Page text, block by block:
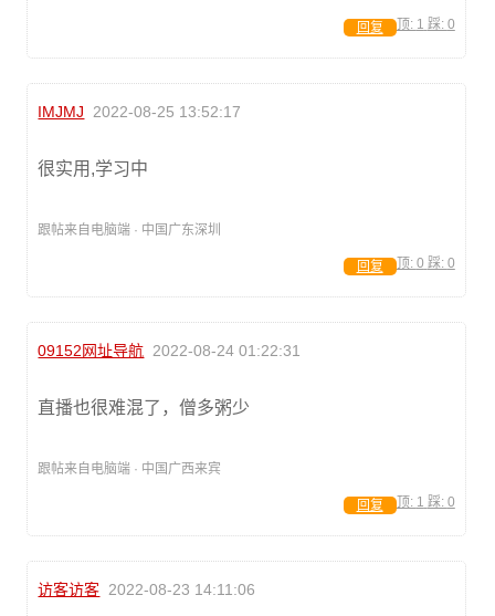
顶: 1 踩: 0
回复
IMJMJ 2022-08-25 13:52:17
很实用,学习中
跟帖来自电脑端 · 中国广东深圳
顶: 0 踩: 0
回复
09152网址导航 2022-08-24 01:22:31
直播也很难混了，僧多粥少
跟帖来自电脑端 · 中国广西来宾
顶: 1 踩: 0
回复
访客访客 2022-08-23 14:11:06